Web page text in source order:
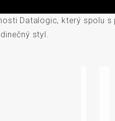
Datalogic, který spolu
styl.